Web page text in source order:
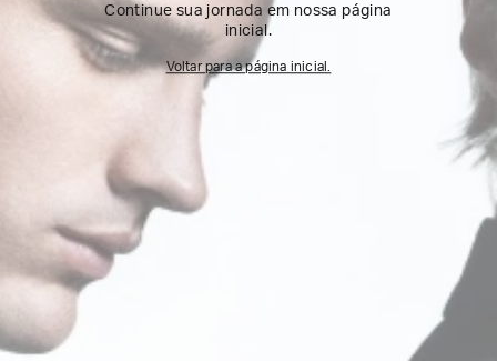
Continue sua jornada em nossa página
inicial.
Voltar para a página inicial.